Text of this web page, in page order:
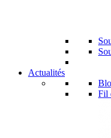
Actualités
Fil